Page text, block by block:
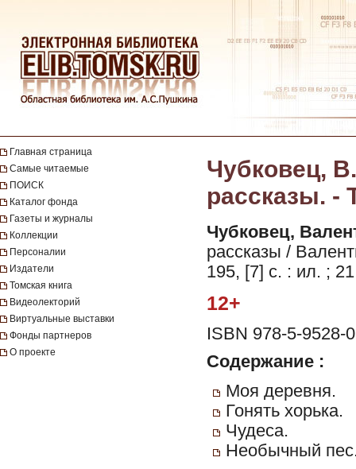
Главная страница
Самые читаемые
ПОИСК
Каталог фонда
Газеты и журналы
Коллекции
Персоналии
Издатели
Томская книга
Видеолекторий
Виртуальные выставки
Фонды партнеров
О проекте
Чубковец,
рассказы. -
Чубковец,
рассказы /
195, [7] с. : ил. ;
12+
ISBN 978-5-9528-
Содержание :
Моя деревня.
Гонять хорька.
Чудеса.
Необычный